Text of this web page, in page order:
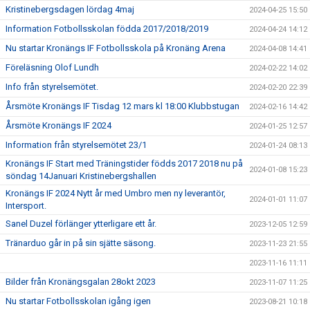
Kristinebergsdagen lördag 4maj 2024-04-25 15:50
Information Fotbollsskolan födda 2017/2018/2019 2024-04-24 14:12
Nu startar Kronängs IF Fotbollsskola på Kronäng Arena 2024-04-08 14:41
Föreläsning Olof Lundh 2024-02-22 14:02
Info från styrelsemötet. 2024-02-20 22:39
Årsmöte Kronängs IF Tisdag 12 mars kl 18:00 Klubbstugan 2024-02-16 14:42
Årsmöte Kronängs IF 2024 2024-01-25 12:57
Information från styrelsemötet 23/1 2024-01-24 08:13
Kronängs IF Start med Träningstider födds 2017 2018 nu på
söndag 14Januari Kristinebergshallen
2024-01-08 15:23
Kronängs IF 2024 Nytt år med Umbro men ny leverantör,
Intersport.
2024-01-01 11:07
Sanel Duzel förlänger ytterligare ett år. 2023-12-05 12:59
Tränarduo går in på sin sjätte säsong. 2023-11-23 21:55
2023-11-16 11:11
Bilder från Kronängsgalan 28okt 2023 2023-11-07 11:25
Nu startar Fotbollsskolan igång igen 2023-08-21 10:18